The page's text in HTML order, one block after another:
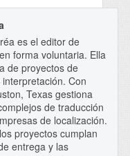
es el editor de
forma voluntaria. Ella
de proyectos de
Con
Texas gestiona
de traducción
de localización.
proyectos cumplan
entrega y las